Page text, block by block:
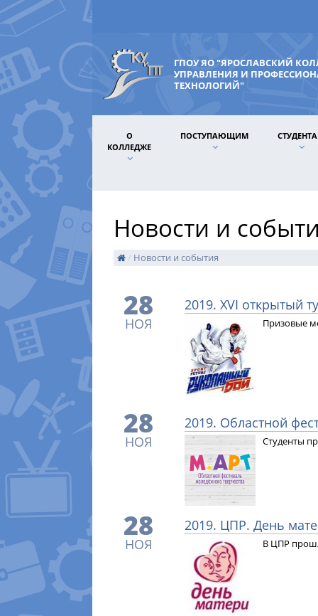
ГПОУ ЯО "ЯРОСЛАВСКИЙ
УПРАВЛЕНИЯ И
ТЕХНОЛОГИЙ"
О
КОЛЛЕДЖЕ
ПОСТУПАЮЩИМ
Новости и
/ Новости и события
28
НОЯ
2019. XVI открытый
Призовые
28
НОЯ
2019. Областной
Студенты
28
НОЯ
2019. ЦПР. День
В ЦПР